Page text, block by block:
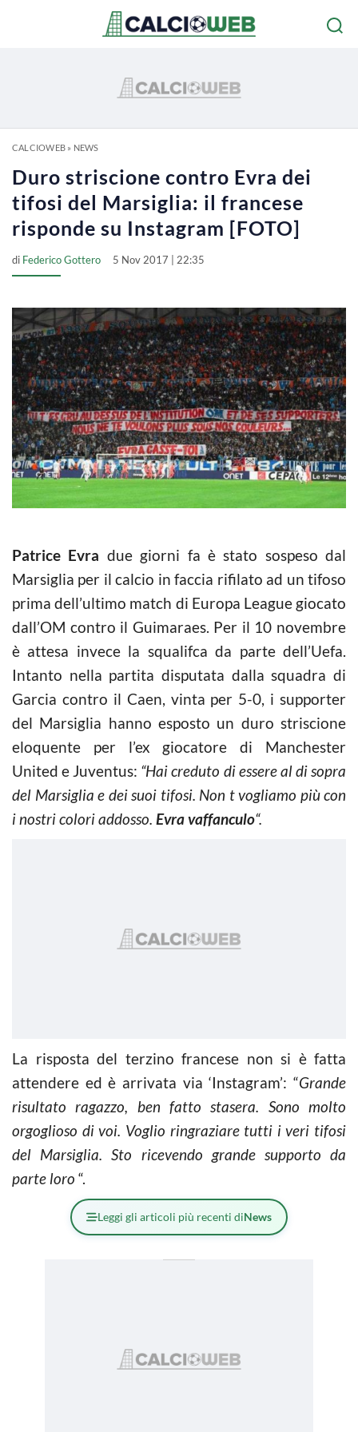
CALCIOWEB» NEWS
Duro striscione contro Evra dei
tifosi del Marsiglia: il francese
risponde su Instagram [FOTO]
di Federico Gottero 5 Nov 2017 | 22:35
Patrice Evra due giorni fa è stato sospeso dal
Marsiglia per il calcio in faccia rifilato ad un tifoso
prima dell’ultimo match di Europa League giocato
dall’OM contro il Guimaraes. Per il 10 novembre
è attesa invece la squalifca da parte dell’Uefa.
Intanto nella partita disputata dalla squadra di
Garcia contro il Caen, vinta per 5-0, i supporter
del Marsiglia hanno esposto un duro striscione
eloquente per
l’ex giocatore di Manchester
United e Juventus: “Hai creduto di essere al di sopra
del Marsiglia e dei suoi tifosi. Non t vogliamo più con
i nostri colori addosso. Evra vaffanculo“.
La risposta del terzino francese non si è fatta
attendere ed è arrivata via ‘Instagram’: “Grande
risultato ragazzo, ben fatto stasera. Sono molto
orgoglioso di voi. Voglio ringraziare tutti i veri tifosi
del Marsiglia. Sto ricevendo grande supporto da
parte loro “.
Leggi gli articoli più recenti diNews